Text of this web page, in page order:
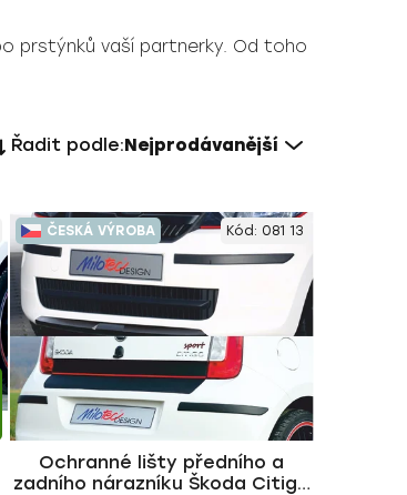
prstýnků vaší partnerky. Od toho
Řadit podle:Nejprodávanější
ČESKÁ VÝROBA
Ochranné lišty předního a
zadního nárazníku Škoda Citigo
Kód: 081 13